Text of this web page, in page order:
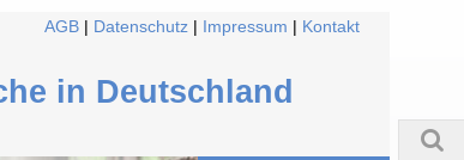
AGB Datenschutz Impressum Kontakt
in Deutschland